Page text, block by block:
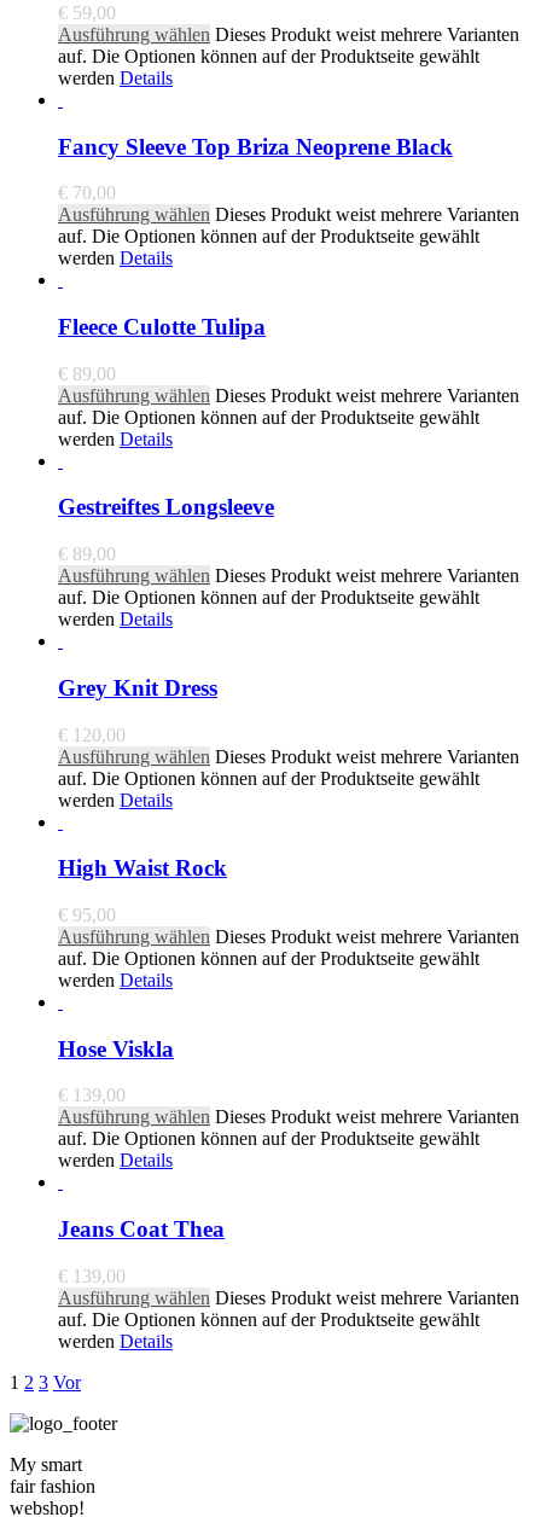
€ 59,00
Ausführung wählen Dieses Produkt weist mehrere Varianten
auf. Die Optionen können auf der Produktseite gewählt
werden Details
Fancy Sleeve Top Briza Neoprene Black
€ 70,00
Ausführung wählen Dieses Produkt weist mehrere Varianten
auf. Die Optionen können auf der Produktseite gewählt
werden Details
Fleece Culotte Tulipa
€ 89,00
Ausführung wählen Dieses Produkt weist mehrere Varianten
auf. Die Optionen können auf der Produktseite gewählt
werden Details
Gestreiftes Longsleeve
€ 89,00
Ausführung wählen Dieses Produkt weist mehrere Varianten
auf. Die Optionen können auf der Produktseite gewählt
werden Details
Grey Knit Dress
€ 120,00
Ausführung wählen Dieses Produkt weist mehrere Varianten
auf. Die Optionen können auf der Produktseite gewählt
werden Details
High Waist Rock
€ 95,00
Ausführung wählen Dieses Produkt weist mehrere Varianten
auf. Die Optionen können auf der Produktseite gewählt
werden Details
Hose Viskla
€ 139,00
Ausführung wählen Dieses Produkt weist mehrere Varianten
auf. Die Optionen können auf der Produktseite gewählt
werden Details
Jeans Coat Thea
€ 139,00
Ausführung wählen Dieses Produkt weist mehrere Varianten
auf. Die Optionen können auf der Produktseite gewählt
werden Details
1 2 3 Vor
My smart
fair fashion
webshop!